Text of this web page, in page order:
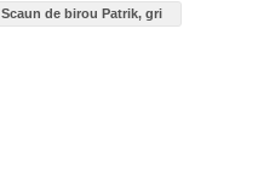
Scaun de birou Patrik, gri